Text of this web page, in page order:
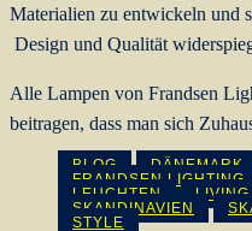
Materialien zu entwickeln und
Design und Qualität
Alle Lampen von Frandsen
beitragen, dass man sich
BLOG DÄNEMARK
FRANDSEN LIGHTING
LEUCHTEN
LIVING
SKANDINAVIEN
STYLE